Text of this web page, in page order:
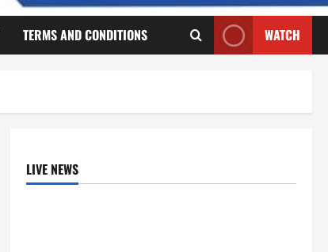
TERMS AND CONDITIONS WATCH
LIVE NEWS